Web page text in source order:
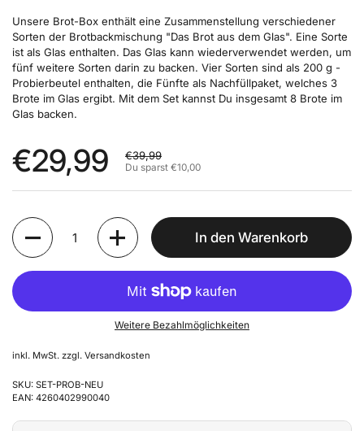
Unsere Brot-Box enthält eine Zusammenstellung verschiedener
Sorten der Brotbackmischung "Das Brot aus dem Glas". Eine Sorte
ist als Glas enthalten. Das Glas kann wiederverwendet werden, um
fünf weitere Sorten darin zu backen. Vier Sorten sind als 200 g -
Probierbeutel enthalten, die Fünfte als Nachfüllpaket, welches 3
Brote im Glas ergibt. Mit dem Set kannst Du insgesamt 8 Brote im
Glas backen.
€29,99 €39,99
Du sparst €10,00
Anzahl
In den Warenkorb
Weitere Bezahlmöglichkeiten
inkl. MwSt. zzgl. Versandkosten
SKU: SET-PROB-NEU
EAN: 4260402990040